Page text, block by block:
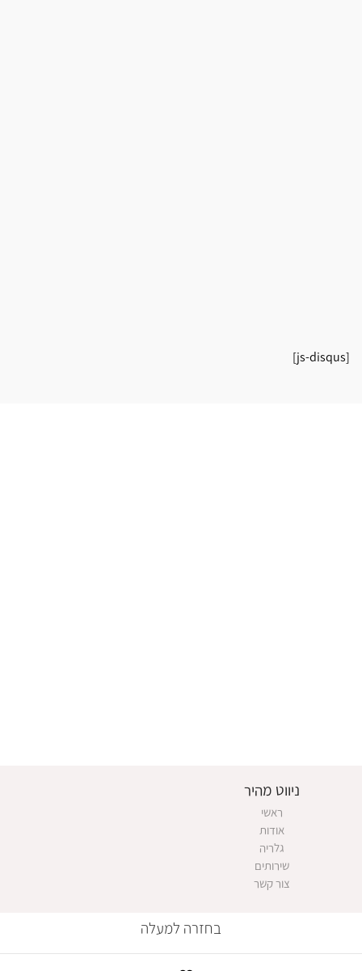
[js-disqus]
ניווט מהיר
ראשי
אודות
גלריה
שירותים
צור קשר
בחזרה למעלה